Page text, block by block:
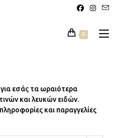
0
εσάς τα ωραιότερα
και λευκών ειδών.
και παραγγελίες